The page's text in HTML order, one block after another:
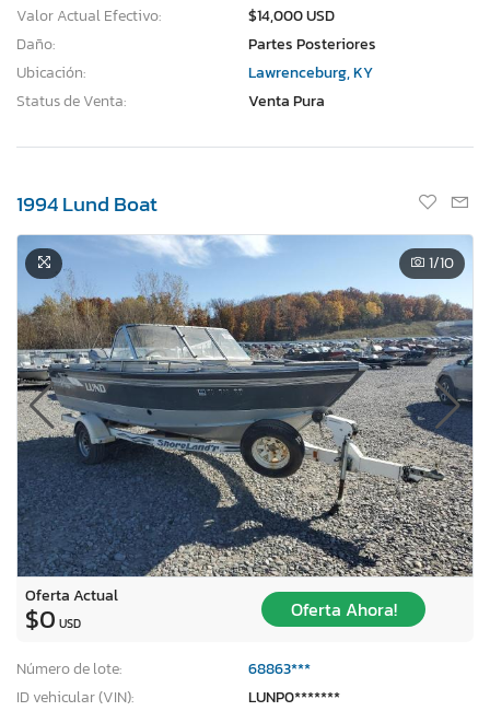
Valor Actual Efectivo:
$14,000 USD
Daño:
Partes Posteriores
Ubicación:
Lawrenceburg, KY
Status de Venta:
Venta Pura
1994 Lund Boat
1/10
Oferta Actual
$0 USD
Oferta Ahora!
Número de lote:
68863***
ID vehicular (VIN):
LUNP0*******